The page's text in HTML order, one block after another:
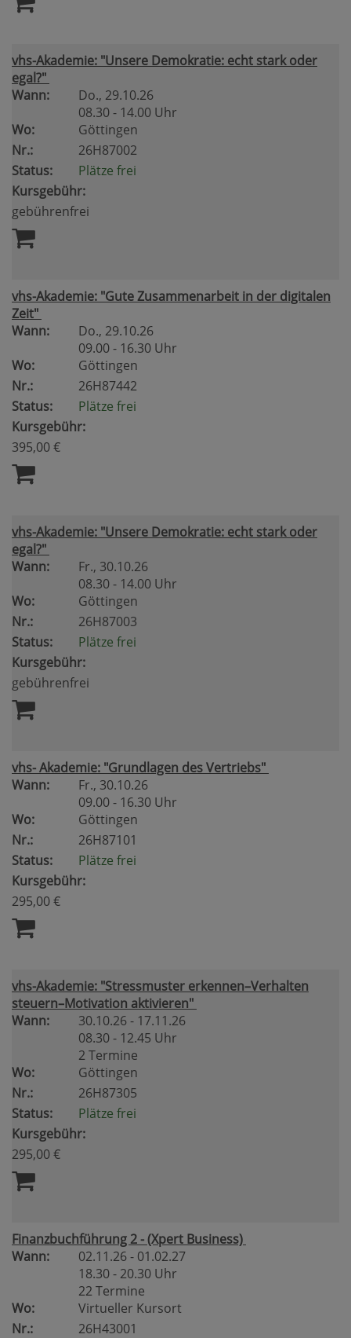
vhs-Akademie: "Unsere Demokratie: echt stark oder
egal?"
Wann:
Do., 29.10.26
08.30 - 14.00 Uhr
Wo:
Göttingen
Nr.:
26H87002
Status:
Plätze frei
Kursgebühr:
gebührenfrei
vhs-Akademie: "Gute Zusammenarbeit in der digitalen
Zeit"
Wann:
Do., 29.10.26
09.00 - 16.30 Uhr
Wo:
Göttingen
Nr.:
26H87442
Status:
Plätze frei
Kursgebühr:
395,00 €
vhs-Akademie: "Unsere Demokratie: echt stark oder
egal?"
Wann:
Fr., 30.10.26
08.30 - 14.00 Uhr
Wo:
Göttingen
Nr.:
26H87003
Status:
Plätze frei
Kursgebühr:
gebührenfrei
vhs- Akademie: "Grundlagen des Vertriebs"
Wann:
Fr., 30.10.26
09.00 - 16.30 Uhr
Wo:
Göttingen
Nr.:
26H87101
Status:
Plätze frei
Kursgebühr:
295,00 €
vhs-Akademie: "Stressmuster erkennen–Verhalten
steuern–Motivation aktivieren"
Wann:
30.10.26 - 17.11.26
08.30 - 12.45 Uhr
2 Termine
Wo:
Göttingen
Nr.:
26H87305
Status:
Plätze frei
Kursgebühr:
295,00 €
Finanzbuchführung 2 - (Xpert Business)
Wann:
02.11.26 - 01.02.27
18.30 - 20.30 Uhr
22 Termine
Wo:
Virtueller Kursort
Nr.:
26H43001